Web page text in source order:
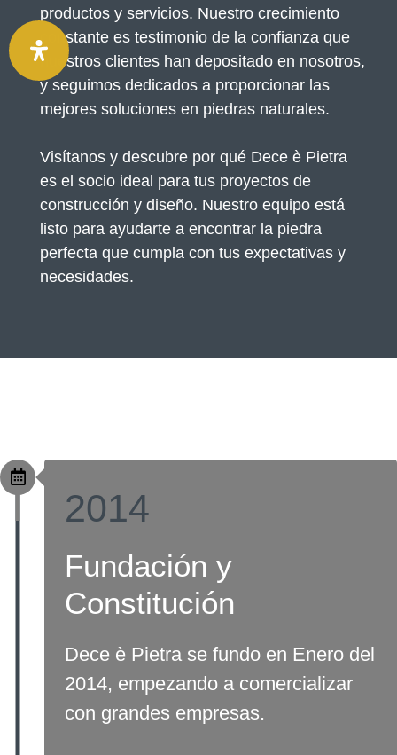
productos y servicios. Nuestro crecimiento
constante es testimonio de la confianza que
nuestros clientes han depositado en nosotros,
y seguimos dedicados a proporcionar las
mejores soluciones en piedras naturales.
Visítanos y descubre por qué Dece è Pietra
es el socio ideal para tus proyectos de
construcción y diseño. Nuestro equipo está
listo para ayudarte a encontrar la piedra
perfecta que cumpla con tus expectativas y
necesidades.
2014
Fundación y
Constitución
Dece è Pietra se fundo en Enero del
2014, empezando a comercializar
con grandes empresas.